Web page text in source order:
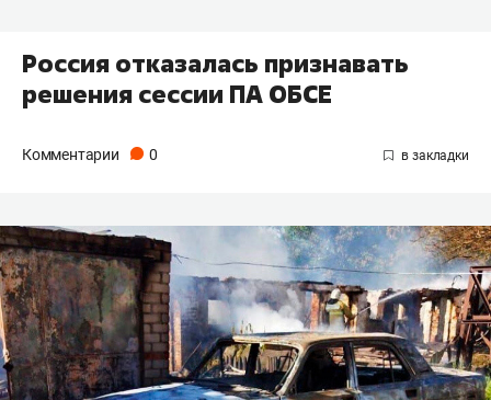
Россия отказалась признавать
решения сессии ПА ОБСЕ
Комментарии 0